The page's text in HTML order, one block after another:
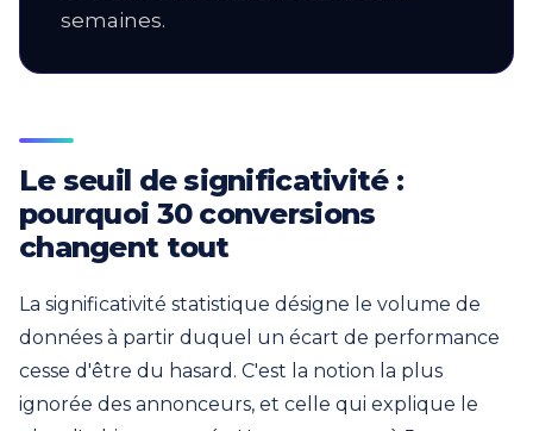
semaines.
Le seuil de significativité :
pourquoi 30 conversions
changent tout
La significativité statistique désigne le volume de
données à partir duquel un écart de performance
cesse d'être du hasard. C'est la notion la plus
ignorée des annonceurs, et celle qui explique le